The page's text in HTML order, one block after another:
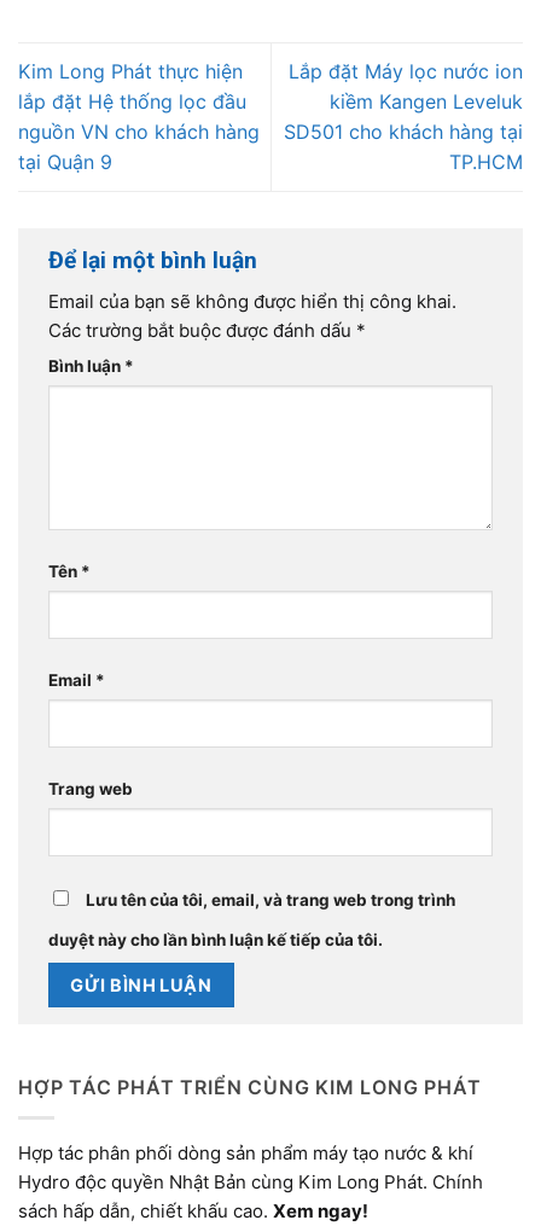
Kim Long Phát thực hiện
lắp đặt Hệ thống lọc đầu
nguồn VN cho khách hàng
tại Quận 9
Lắp đặt Máy lọc nước ion
kiềm Kangen Leveluk
SD501 cho khách hàng tại
TP.HCM
Để lại một bình luận
Email của bạn sẽ không được hiển thị công khai.
Các trường bắt buộc được đánh dấu *
Bình luận *
Tên *
Email *
Trang web
Lưu tên của tôi, email, và trang web trong trình
duyệt này cho lần bình luận kế tiếp của tôi.
HỢP TÁC PHÁT TRIỂN CÙNG KIM LONG PHÁT
Hợp tác phân phối dòng sản phẩm máy tạo nước & khí
Hydro độc quyền Nhật Bản cùng Kim Long Phát. Chính
sách hấp dẫn, chiết khấu cao. Xem ngay!